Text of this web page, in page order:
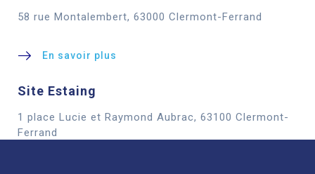
58 rue Montalembert, 63000 Clermont-Ferrand
En savoir plus
Site Estaing
1 place Lucie et Raymond Aubrac, 63100 Clermont-
Ferrand